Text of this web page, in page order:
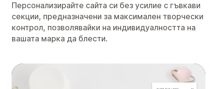
Персонализирайте сайта си без усилие с гъвкави
секции, предназначени за максимален творчески
контрол, позволявайки на индивидуалността на
вашата марка да блести.